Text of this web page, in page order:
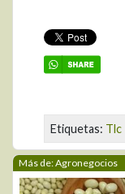
Etiquetas: Tlc
Más de: Agronegocios